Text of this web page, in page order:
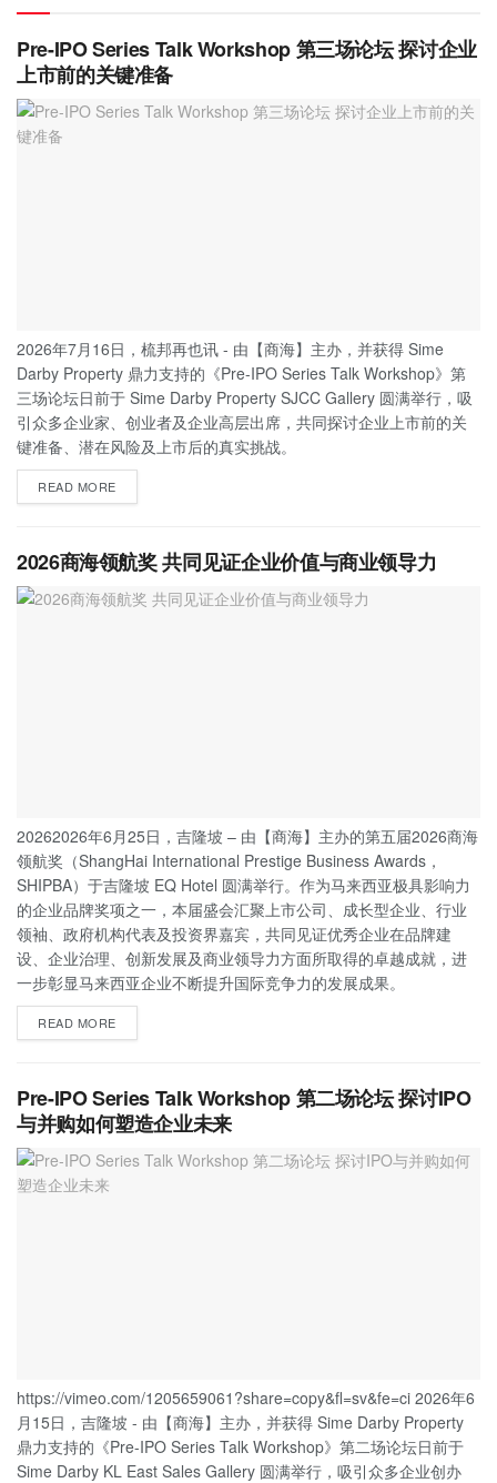
Pre-IPO Series Talk Workshop 第三场论坛 探讨企业
上市前的关键准备
2026年7月16日，梳邦再也讯 - 由【商海】主办，并获得 Sime
Darby Property 鼎力支持的《Pre-IPO Series Talk Workshop》第
三场论坛日前于 Sime Darby Property SJCC Gallery 圆满举行，吸
引众多企业家、创业者及企业高层出席，共同探讨企业上市前的关
键准备、潜在风险及上市后的真实挑战。
READ MORE
2026商海领航奖 共同见证企业价值与商业领导力
20262026年6月25日，吉隆坡 – 由【商海】主办的第五届2026商海
领航奖（ShangHai International Prestige Business Awards，
SHIPBA）于吉隆坡 EQ Hotel 圆满举行。作为马来西亚极具影响力
的企业品牌奖项之一，本届盛会汇聚上市公司、成长型企业、行业
领袖、政府机构代表及投资界嘉宾，共同见证优秀企业在品牌建
设、企业治理、创新发展及商业领导力方面所取得的卓越成就，进
一步彰显马来西亚企业不断提升国际竞争力的发展成果。
READ MORE
Pre-IPO Series Talk Workshop 第二场论坛 探讨IPO
与并购如何塑造企业未来
https://vimeo.com/1205659061?share=copy&fl=sv&fe=ci 2026年6
月15日，吉隆坡 - 由【商海】主办，并获得 Sime Darby Property
鼎力支持的《Pre-IPO Series Talk Workshop》第二场论坛日前于
Sime Darby KL East Sales Gallery 圆满举行，吸引众多企业创办